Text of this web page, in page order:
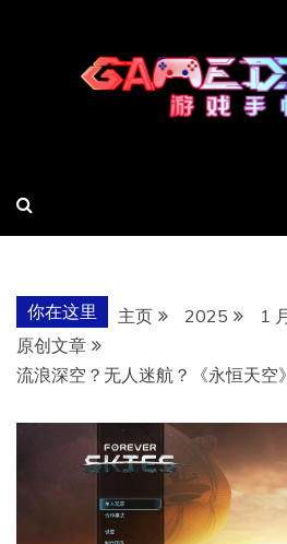
你在这里 主页 2025 1
原创文章
流浪深空？无人迷航？《永恒天空